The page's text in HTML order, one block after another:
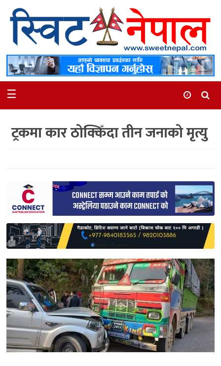
समाचार
स्थानीय
मनोरञ्जन
अन्तर्वार्ता
भिडियो
साहित्य
प्रदेश
English
☰
ट्रकमा कार ठोक्किँदा तीन जनाको मृत्यु